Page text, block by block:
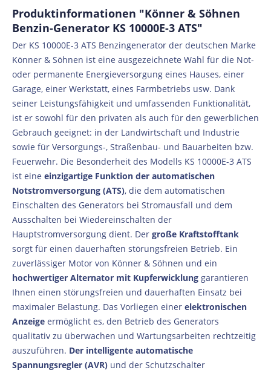
Produktinformationen "Könner & Söhnen
Benzin-Generator KS 10000E-3 ATS"
Der KS 10000E-3 ATS Benzingenerator der deutschen Marke
Könner & Söhnen ist eine ausgezeichnete Wahl für die Not-
oder permanente Energieversorgung eines Hauses, einer
Garage, einer Werkstatt, eines Farmbetriebs usw. Dank
seiner Leistungsfähigkeit und umfassenden Funktionalität,
ist er sowohl für den privaten als auch für den gewerblichen
Gebrauch geeignet: in der Landwirtschaft und Industrie
sowie für Versorgungs-, Straßenbau- und Bauarbeiten bzw.
Feuerwehr. Die Besonderheit des Modells KS 10000E-3 ATS
ist eine einzigartige Funktion der automatischen
Notstromversorgung (ATS), die dem automatischen
Einschalten des Generators bei Stromausfall und dem
Ausschalten bei Wiedereinschalten der
Hauptstromversorgung dient. Der große Kraftstofftank
sorgt für einen dauerhaften störungsfreien Betrieb. Ein
zuverlässiger Motor von Könner & Söhnen und ein
hochwertiger Alternator mit Kupferwicklung garantieren
Ihnen einen störungsfreien und dauerhaften Einsatz bei
maximaler Belastung. Das Vorliegen einer elektronischen
Anzeige ermöglicht es, den Betrieb des Generators
qualitativ zu überwachen und Wartungsarbeiten rechtzeitig
auszuführen. Der intelligente automatische
Spannungsregler (AVR) und der Schutzschalter